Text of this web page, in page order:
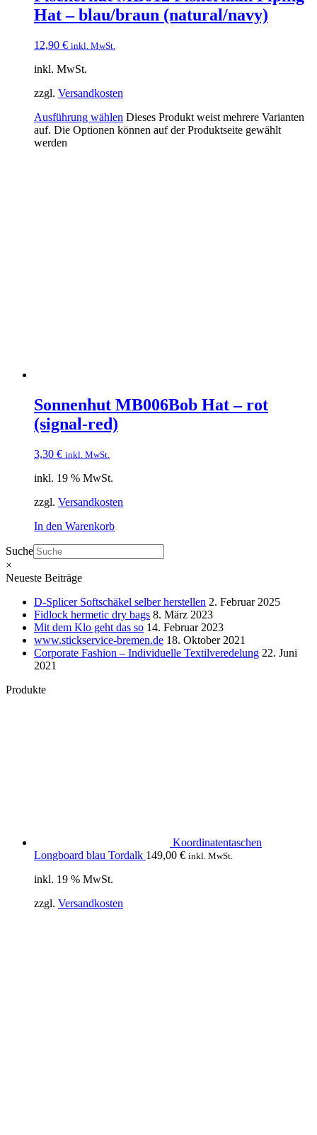
Hat – blau/braun (natural/navy)
12,90 € inkl. MwSt.
inkl. MwSt.
zzgl. Versandkosten
Ausführung wählen Dieses Produkt weist mehrere Varianten
auf. Die Optionen können auf der Produktseite gewählt
werden
Sonnenhut MB006Bob Hat – rot
(signal-red)
3,30 € inkl. MwSt.
inkl. 19 % MwSt.
zzgl. Versandkosten
In den Warenkorb
Suche
×
Neueste Beiträge
D-Splicer Softschäkel selber herstellen 2. Februar 2025
Fidlock hermetic dry bags 8. März 2023
Mit dem Klo geht das so 14. Februar 2023
www.stickservice-bremen.de 18. Oktober 2021
Corporate Fashion – Individuelle Textilveredelung 22. Juni
2021
Produkte
Koordinatentaschen
Longboard blau Tordalk 149,00 € inkl. MwSt.
inkl. 19 % MwSt.
zzgl. Versandkosten